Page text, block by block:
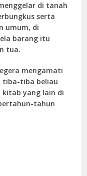
di tanah
serta
umum, di
barang itu
tua.
mengamati
tiba-tiba beliau
yang lain di
tahun